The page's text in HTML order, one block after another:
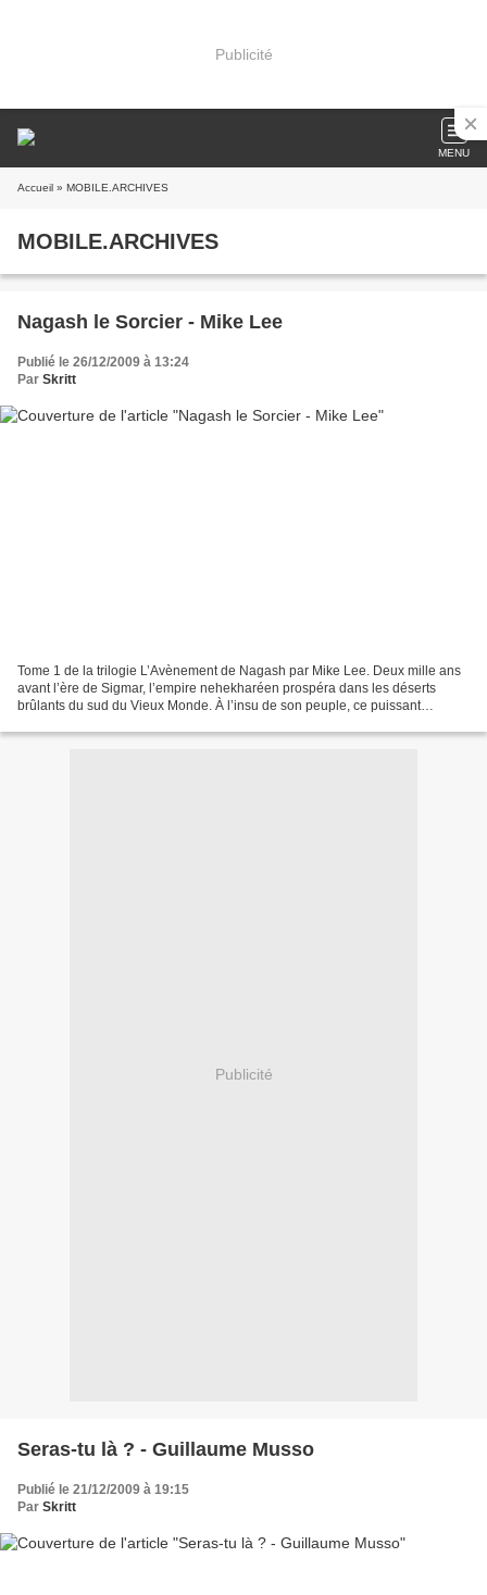
Publicité
MENU
Accueil » MOBILE.ARCHIVES
MOBILE.ARCHIVES
Nagash le Sorcier - Mike Lee
Publié le 26/12/2009 à 13:24
Par Skritt
Tome 1 de la trilogie L’Avènement de Nagash par Mike Lee. Deux mille ans
avant l’ère de Sigmar, l’empire nehekharéen prospéra dans les déserts
brûlants du sud du Vieux Monde. À l’insu de son peuple, ce puissant
Publicité
Seras-tu là ? - Guillaume Musso
Publié le 21/12/2009 à 19:15
Par Skritt